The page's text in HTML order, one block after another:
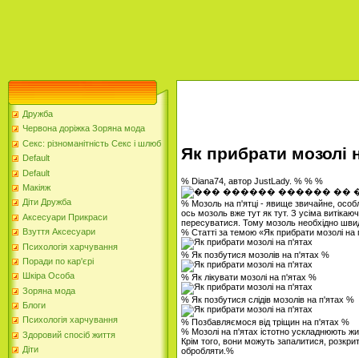
Дружба
Червона доріжка Зоряна мода
Секс: різноманітність Секс і шлюб
Default
Default
Макіяж
Діти Дружба
Аксесуари Прикраси
Взуття Аксесуари
Психологія харчування
Поради по кар'єрі
Шкіра Особа
Зоряна мода
Блоги
Психологія харчування
Здоровий спосіб життя
Діти
Як прибрати мозолі
% Diana74, автор JustLady. % % %
% Мозоль на п'ятці - явище звичайне,
ось мозоль вже тут як тут. З усіма
пересуватися. Тому мозоль необхідно
% Статті за темою «Як прибрати мозолі на
% Як позбутися мозолів на п'ятах %
% Як лікувати мозолі на п'ятах %
% Як позбутися слідів мозолів на п'ятах %
% Позбавляємося від тріщин на п'ятах %
% Мозолі на п'ятах істотно ускладнюють
Крім того, вони можуть запалитися,
обробляти.%